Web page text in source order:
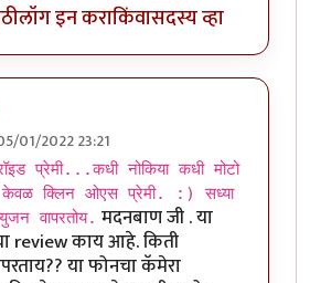
लॉग इन कराकिंवासदस्य व्हा
01/2022 23:21
हापिसात जे मॅनेजरbyमदनबाण
प्रेमी...कधी नोकिया कधी मोटो
क्लिन ओएस प्रेमी. :) सध्या
वापरतोय. मदनबाण जी . या
review काय आहे. किती
या फोनचा कॅमेरा